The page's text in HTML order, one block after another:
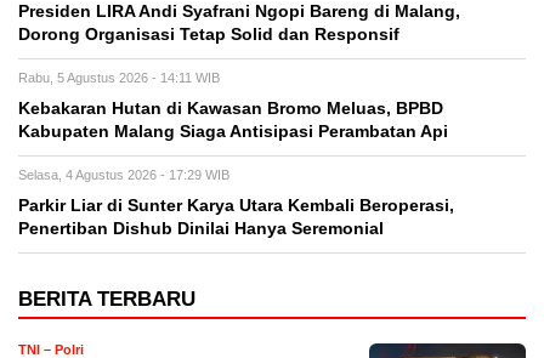
Presiden LIRA Andi Syafrani Ngopi Bareng di Malang,
Dorong Organisasi Tetap Solid dan Responsif
Rabu, 5 Agustus 2026 - 14:11 WIB
Kebakaran Hutan di Kawasan Bromo Meluas, BPBD
Kabupaten Malang Siaga Antisipasi Perambatan Api
Selasa, 4 Agustus 2026 - 17:29 WIB
Parkir Liar di Sunter Karya Utara Kembali Beroperasi,
Penertiban Dishub Dinilai Hanya Seremonial
BERITA TERBARU
TNI – Polri